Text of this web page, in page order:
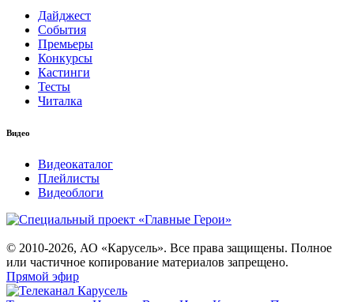
Дайджест
События
Премьеры
Конкурсы
Кастинги
Тесты
Читалка
Видео
Видеокаталог
Плейлисты
Видеоблоги
© 2010-2026, АО «Карусель». Все права защищены. Полное
или частичное копирование материалов запрещено.
Прямой эфир